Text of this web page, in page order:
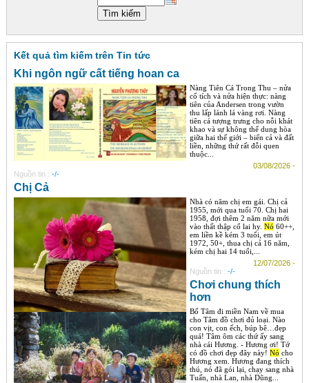
Liên hệ
Tìm kiếm
Kết quả tìm kiếm trên Tin tức
Khi ngôn ngữ cất tiếng hoan ca
Nàng Tiên Cá Trong Thu – nửa
cổ tích và nửa hiện thực: nàng
tiên của Andersen trong vườn
thu lấp lánh lá vàng rơi. Nàng
tiên cá tượng trưng cho nỗi khát
khao và sự không thể dung hòa
giữa hai thế giới – biển cả và đất
liền, những thứ rất đỗi quen
thuộc...
03/08/2026 -
Nguồn tin : -/-
Chị Cả
Nhà có năm chị em gái. Chị cả
1955, mới qua tuổi 70. Chị hai
1958, đợi thêm 2 năm nữa mới
vào thất thập cổ lai hy. Nó 60++,
em liền kề kém 3 tuổi, em út
1972, 50+, thua chị cả 16 năm,
kém chị hai 14 tuổi,...
12/07/2026 -
Nguồn tin : -/-
Chơi chung thích
hơn
Bố Tâm đi miền Nam về mua
cho Tâm đồ chơi đủ loại. Nào
con vịt, con ếch, búp bê…đẹp
quá! Tâm ôm các thứ ấy sang
nhà cái Hương. - Hương ơi! Tớ
có đồ chơi đẹp đây này! Nó cho
Hương xem. Hương đang thích
thú, nó đã gói lại, chạy sang nhà
Tuấn, nhà Lan, nhà Dũng...